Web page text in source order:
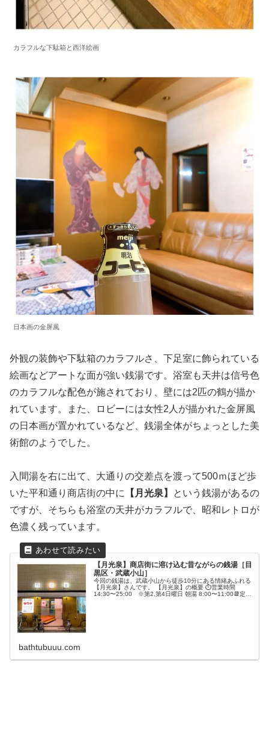
カラフルな下駄箱と西洋絵画
日本画の金屏風
外観の装飾や下駄箱のカラフルさ、下足室に飾られている
絵画などアートな面が強い銭湯です。浴室も天井は信号色
のカラフルな配色が施されており、壁には2匹の鶴が描か
れています。また、ロビーには女性2人が描かれた金屏風
の日本画が置かれているなど、銭湯全体がちょっとした美
術館のようでした。
入間湯を右に出て、大通りの交差点を渡って500ｍほど歩
いた平和通り商店街の中に
【月光泉】
という銭湯があるの
ですが、そちらも浴室の天井がカラフルで、昭和レトロが
色濃く残っています。
【月光泉】商店街に溶け込む昔ながらの銭湯［目
黒区・武蔵小山］
今回の銭湯は、武蔵小山から徒歩10分にある情緒あふれる
【月光泉】さんです。 【月光泉】の概要 ⏱営業時間
14:30〜25:00 ※第2,第4日曜日 朝湯 8:00〜11:00📆定休
bathtubuuu.com